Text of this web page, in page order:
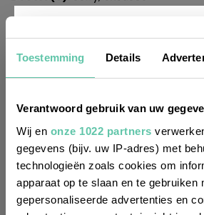
Toestemming Details
Verantwoord gebruik van uw
Wij en onze 1022 partners
gegevens (bijv. uw IP-adres) met
technologieën zoals cookies om
apparaat op te slaan en te gebruiken
gepersonaliseerde advertenties en
LEES OOK:
Glaasje te veel op? 25x zo zeg je
20 handige apps voor tijdens de
7x topspul uit de Franse
Betalen met een bankpas of
Beeld: Unsplash en CC/John-althouse-
Wil je altijd als eerste op
van de laatste nieuwtjes,
en inspirerende tips voor
je dan aan voor onze
nieuwsbrief. Zo